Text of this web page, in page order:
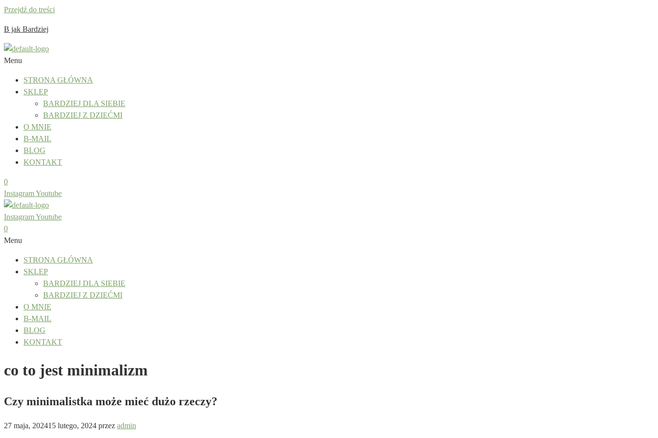
Przejdź do treści
B jak Bardziej
Menu
STRONA GŁÓWNA
SKLEP
BARDZIEJ DLA SIEBIE
BARDZIEJ Z DZIEĆMI
O MNIE
B-MAIL
BLOG
KONTAKT
0
InstagramYoutube
InstagramYoutube
0
Menu
STRONA GŁÓWNA
SKLEP
BARDZIEJ DLA SIEBIE
BARDZIEJ Z DZIEĆMI
O MNIE
B-MAIL
BLOG
KONTAKT
co to jest minimalizm
Czy minimalistka może mieć dużo rzeczy?
27 maja, 202415 lutego, 2024 przez admin